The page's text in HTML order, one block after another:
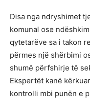
Disa nga ndryshimet
komunal ose
qytetarëve sa i takon
përmes një shërbimi
shumë përfshirje të
Ekspertët kanë
kontrolli mbi punën e